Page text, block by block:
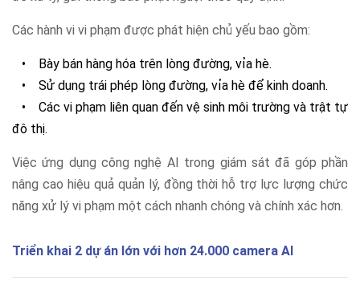
Các hành vi vi phạm được phát hiện chủ yếu bao gồm:
•
Bày bán hàng hóa trên lòng đường, vỉa hè.
• Sử dụng trái phép lòng đường, vỉa hè để kinh doanh.
• Các vi phạm liên quan đến vệ sinh môi trường và trật tự
đô thị.
Việc ứng dụng công nghệ AI trong giám sát đã góp phần
nâng cao hiệu quả quản lý, đồng thời hỗ trợ lực lượng chức
năng xử lý vi phạm một cách nhanh chóng và chính xác hơn.
Triển khai 2 dự án lớn với hơn 24.000 camera AI